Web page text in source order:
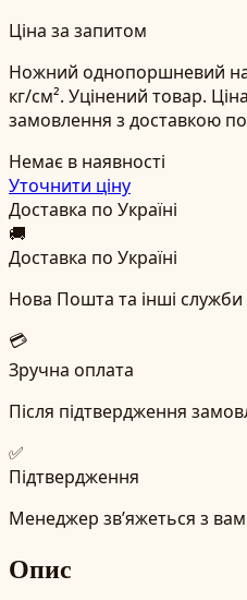
Ціна за запитом
Ножний однопоршневий
кг/см². Уцінений товар.
замовлення з доставкою по
Немає в наявності
Уточнити ціну
Доставка по Україні
🚚
Доставка по Україні
Нова Пошта та інші служби
💳
Зручна оплата
Після підтвердження
✅
Підтвердження
Менеджер зв’яжеться з
Опис